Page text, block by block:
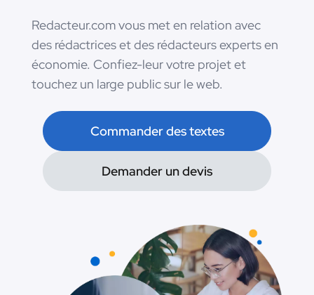
Redacteur.com vous met en relation avec
des rédactrices et des rédacteurs experts en
économie. Confiez-leur votre projet et
touchez un large public sur le web.
Commander des textes
Demander un devis